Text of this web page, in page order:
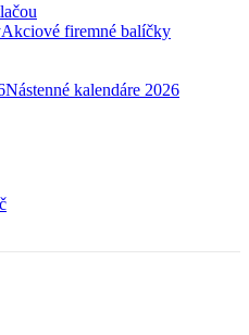
Akciové firemné balíčky
Nástenné kalendáre 2026